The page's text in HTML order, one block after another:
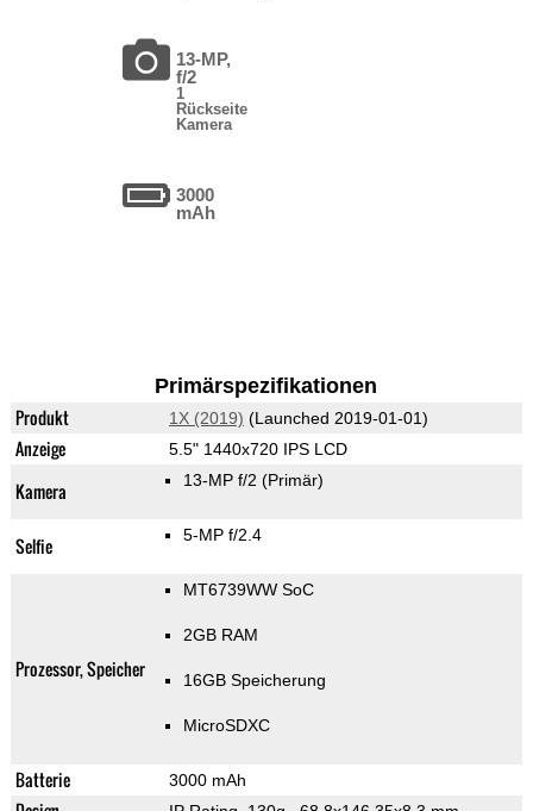
13-MP,
f/2
1
Rückseite
Kamera
3000
mAh
Primärspezifikationen
Produkt 1X (2019) (Launched 2019-01-01)
Anzeige 5.5" 1440x720 IPS LCD
Kamera 13-MP f/2 (Primär)
Selfie 5-MP f/2.4
Prozessor, Speicher
MT6739WW SoC
2GB RAM
16GB Speicherung
MicroSDXC
Batterie 3000 mAh